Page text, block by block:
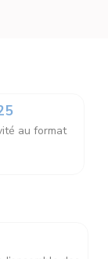
au format